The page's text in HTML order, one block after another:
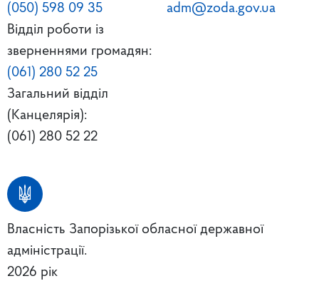
(050) 598 09 35
Відділ роботи із
зверненнями громадян:
(061) 280 52 25
Загальний відділ
(Канцелярія):
(061) 280 52 22
adm@zoda.gov.ua
Власність Запорізької обласної державної
адміністрації.
2026 рік